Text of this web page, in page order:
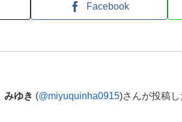
Facebook
みゆき (@miyuquinha0915)さんが投稿